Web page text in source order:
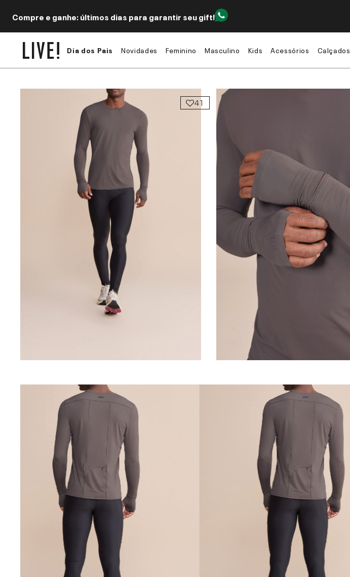
Compre e ganhe: últimos dias para garantir seu gift!
Dia dos Pais Novidades Feminino Masculino Kids Acessórios Calçados
41